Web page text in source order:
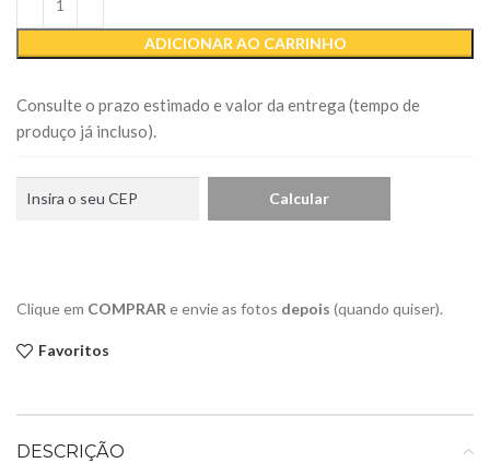
ADICIONAR AO CARRINHO
Consulte o prazo estimado e valor da entrega (tempo de
produço já incluso).
Clique em COMPRAR e envie as fotos depois (quando quiser).
Favoritos
DESCRIÇÃO